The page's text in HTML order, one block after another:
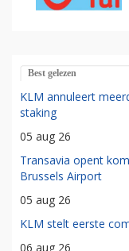
Best gelezen
KLM annuleert
staking
05 aug 26
Transavia opent
Brussels Airport
05 aug 26
KLM stelt eerste
06 aug 26